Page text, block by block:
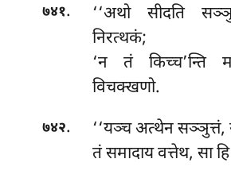
७४१. ‘‘अथो सीदति
निरत्थकं;
‘न तं किच्च’न्ति
विचक्खणो.
७४२.
‘‘यञ्च अत्थेन सञ्ञुत्तं,
तं समादाय वत्तेथ, सा